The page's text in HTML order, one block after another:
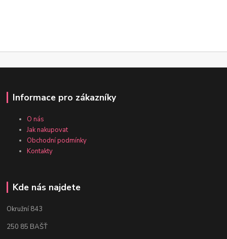
Informace pro zákazníky
O nás
Jak nakupovat
Obchodní podmínky
Kontakty
Kde nás najdete
Okružní 843
250 85 BAŠŤ